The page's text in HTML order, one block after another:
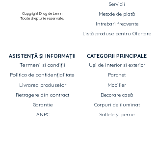
Copyright Drag de Lemn
Toate drepturile rezervate.
Servicii
Metode de plată
Intrebari frecvente
Listă produse pentru Ofertare
ASISTENȚĂ ȘI INFORMAȚII
Termeni si condiții
Politica de confidențialitate
Livrarea produselor
Retragere din contract
Garantie
ANPC
CATEGORII PRINCIPALE
Uși de interior si exterior
Parchet
Mobilier
Decorare casă
Corpuri de iluminat
Saltele și perne